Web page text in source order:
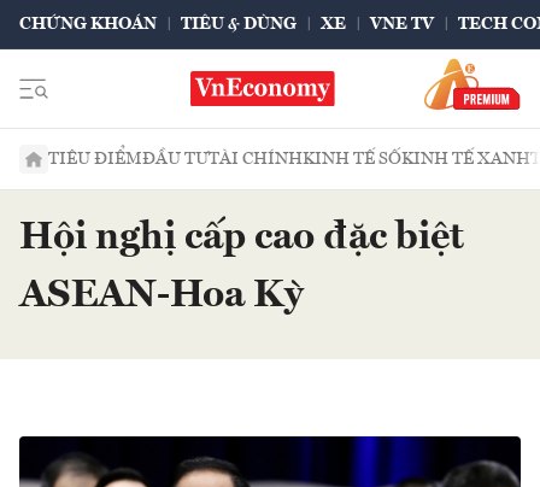
CHỨNG KHOÁN TIÊU & DÙNG XE VNE TV TECH
TIÊU ĐIỂMĐẦU TƯTÀI CHÍNHKINH TẾ SỐKINH TẾ XANH
Hội nghị cấp cao đặc biệt
ASEAN-Hoa Kỳ